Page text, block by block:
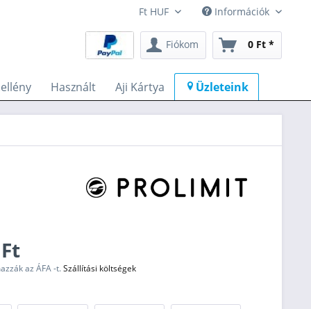
Információk
Fiókom 0 Ft *
Használt Aji Kártya Üzleteink
az ÁFA -t.Szállítási költségek